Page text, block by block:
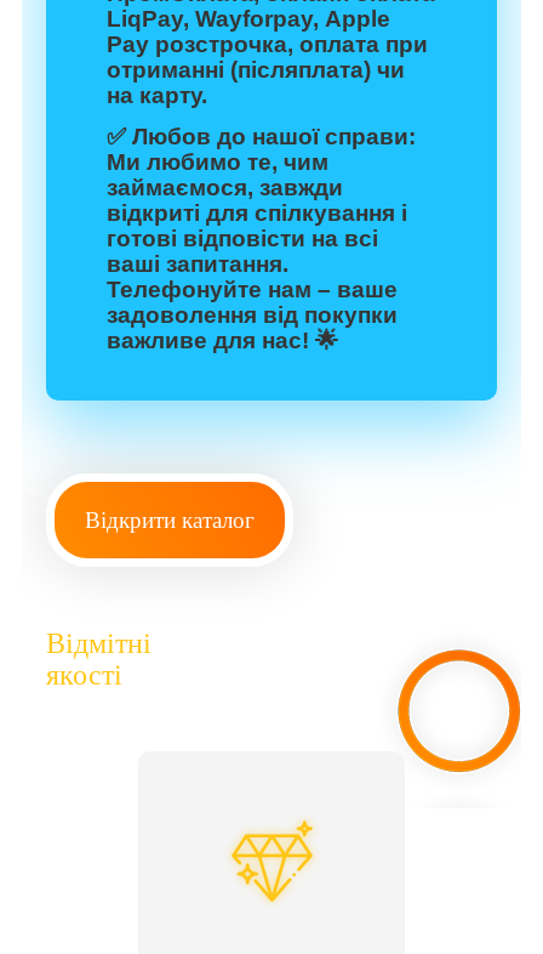
LiqPay, Wayforpay, Apple
Pay розстрочка, оплата при
отриманні (післяплата) чи
на карту.
✅Любов до нашої справи:
Ми любимо те, чим
займаємося, завжди
відкриті для спілкування і
готові відповісти на всі
ваші запитання.
Телефонуйте нам – ваше
задоволення від покупки
важливе для нас! 🌟
Відкрити каталог
Відмітні
якості